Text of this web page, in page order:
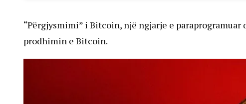
“Përgjysmimi” i Bitcoin, një ngjarje e
prodhimin e Bitcoin.